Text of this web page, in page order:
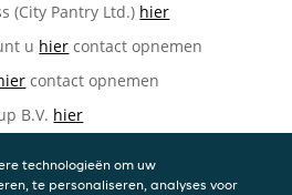
(City Pantry Ltd.) hier
u hier contact opnemen
contact opnemen
B.V. hier
technologieën om uw
te personaliseren, analyses voor